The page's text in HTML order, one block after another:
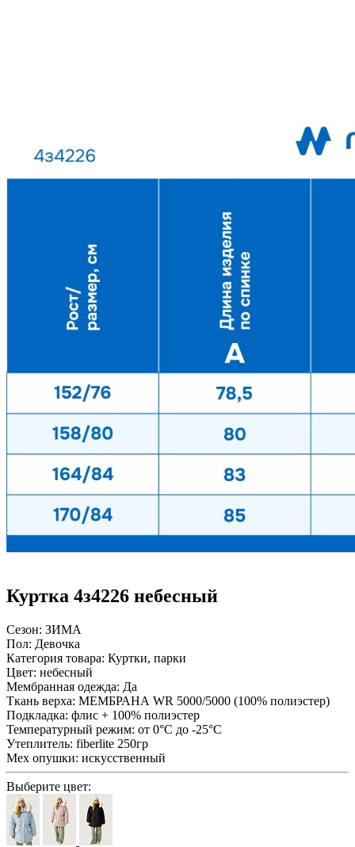
Куртка 4з4226 небесный
Сезон: ЗИМА
Пол: Девочка
Категория товара: Куртки, парки
Цвет: небесный
Мембранная одежда: Да
Ткань верха: МЕМБРАНА WR 5000/5000 (100% полиэстер)
Подкладка: флис + 100% полиэстер
Температурный режим: от 0°С до -25°С
Утеплитель: fiberlite 250гр
Мех опушки: искусственный
Выберите цвет: